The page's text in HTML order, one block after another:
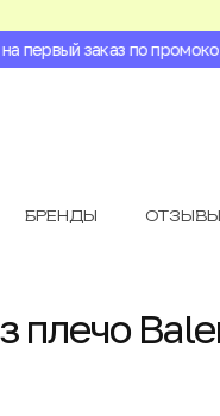
первый заказ по
БРЕНДЫ ОТЗЫВЫ
плечо